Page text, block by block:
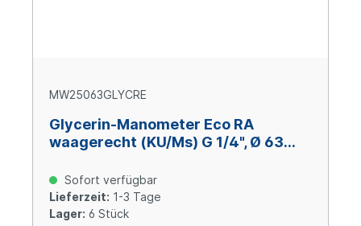
MW25063GLYCRE
Glycerin-Manometer Eco RA
waagerecht (KU/Ms) G 1/4", Ø 63
Sofort verfügbar
Lieferzeit: 1-3 Tage
Lager: 6 Stück